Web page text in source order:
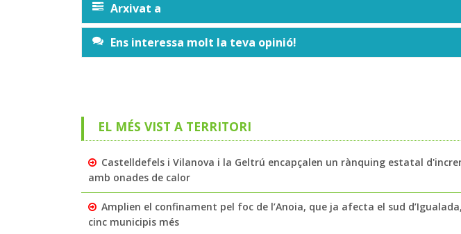
Arxivat a
Ens interessa molt la teva opinió!
EL MÉS VIST A TERRITORI
Castelldefels i Vilanova i la Geltrú encapçalen un rànquing estatal
amb onades de calor
Amplien el confinament pel foc de l’Anoia, que ja afecta el sud
cinc municipis més